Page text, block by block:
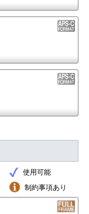
使用可能
制約事項あり